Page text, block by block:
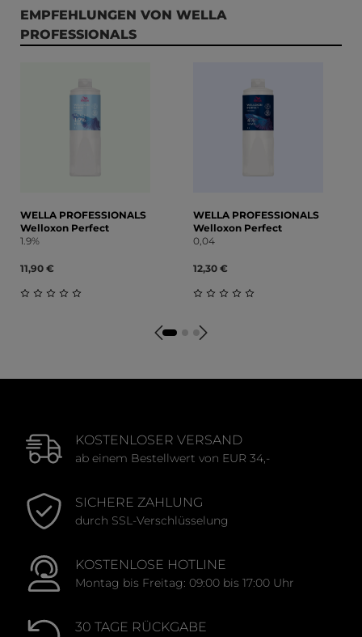
Produktgalerie überspringen
EMPFEHLUNGEN VON WELLA
PROFESSIONALS
WELLA PROFESSIONALS
Welloxon Perfect
1.9%
11,90 €
WELLA PROFESSIONALS
Welloxon Perfect
0,04
12,30 €
KOSTENLOSER VERSAND
ab einem Bestellwert von EUR 34,-
SICHERE ZAHLUNG
durch SSL-Verschlüsselung
KOSTENLOSE HOTLINE
Montag bis Freitag: 09:00 bis 17:00 Uhr
30 TAGE RÜCKGABE